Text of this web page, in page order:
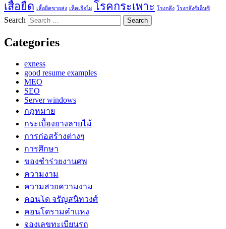
เสื้อยืด เสื้อยืดขายส่ง เห็ดเยื่อไผ่ โรคกระเพาะ โรงกลึง โรงกลึงซีเอ็นซี
Search
Categories
exness
good resume examples
MEO
SEO
Server windows
กฎหมาย
กระเบื้องยางลายไม้
การก่อสร้างต่างๆ
การศึกษา
ของชำร่วยงานศพ
ความงาม
ความสวยความงาม
คอนโด จรัญสนิทวงศ์
คอนโดรามคำแหง
จองเลขทะเบียนรถ